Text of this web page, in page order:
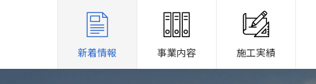
新着情報 事業内容 施工実績